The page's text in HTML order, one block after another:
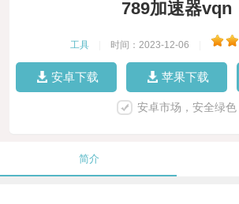
789加速器vqn
工具 时间：2023-12-06
安卓下载 苹果下载
安卓市场，安全绿色
简介